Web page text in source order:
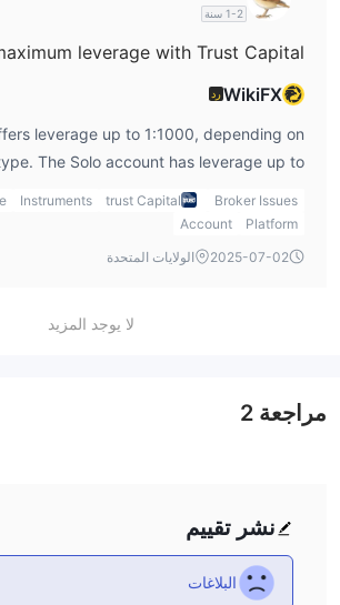
1-2 سنة
leverage with Trust Capital?
WikiFXرد
leverage up to 1:1000, depending on
The Solo account has leverage up to
Professional account offers a maximum
Together account offers leverage up to
1:400.
Broker Issues
trust Capital
Instruments
Platform
Account
2025-07-02
الولايات المتحدة
لا يوجد المزيد
نشر تقييم
البلاغات
مراجعة